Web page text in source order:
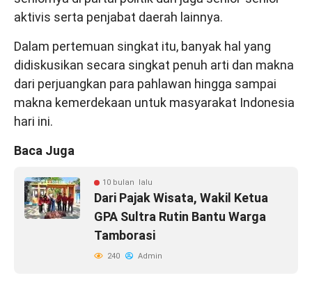
aktivis serta penjabat daerah lainnya.
Dalam pertemuan singkat itu, banyak hal yang
didiskusikan secara singkat penuh arti dan makna
dari perjuangkan para pahlawan hingga sampai
makna kemerdekaan untuk masyarakat Indonesia
hari ini.
Baca Juga
10 bulan lalu
Dari Pajak Wisata, Wakil Ketua
GPA Sultra Rutin Bantu Warga
Tamborasi
240 Admin